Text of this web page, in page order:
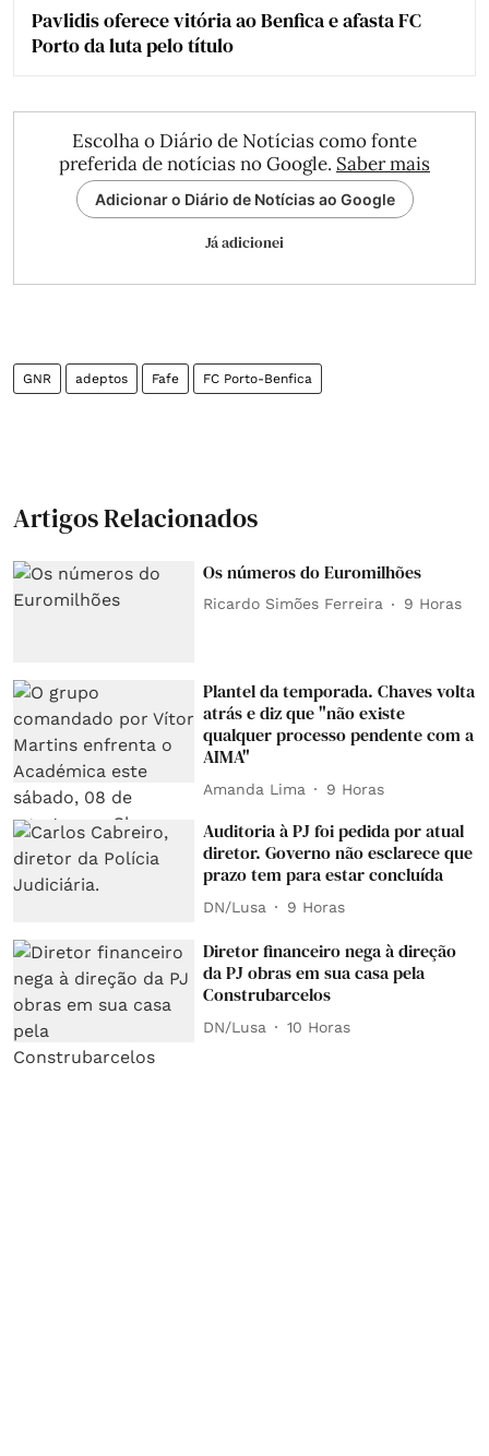
Pavlidis oferece vitória ao Benfica e afasta FC
Porto da luta pelo título
Escolha o Diário de Notícias como fonte
preferida de notícias no Google. Saber mais
Adicionar o Diário de Notícias ao Google
Já adicionei
GNR adeptos Fafe FC Porto-Benfica
Artigos Relacionados
Os números do Euromilhões
Ricardo Simões Ferreira 9 Horas
Plantel da temporada. Chaves volta
atrás e diz que "não existe
qualquer processo pendente com a
AIMA"
Amanda Lima 9 Horas
Auditoria à PJ foi pedida por atual
diretor. Governo não esclarece que
prazo tem para estar concluída
DN/Lusa 9 Horas
Diretor financeiro nega à direção
da PJ obras em sua casa pela
Construbarcelos
DN/Lusa 10 Horas